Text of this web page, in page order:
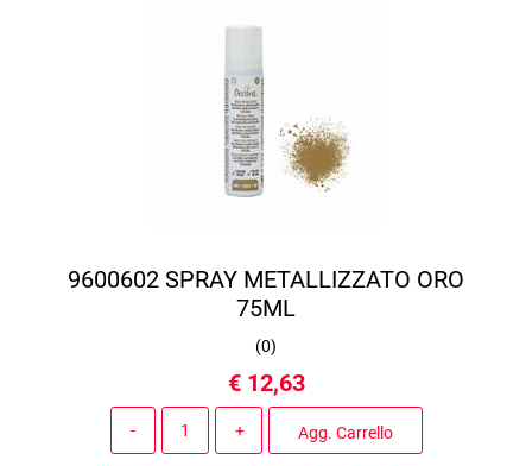
9600602 SPRAY METALLIZZATO ORO
75ML
(0)
€ 12,63
Agg. Carrello